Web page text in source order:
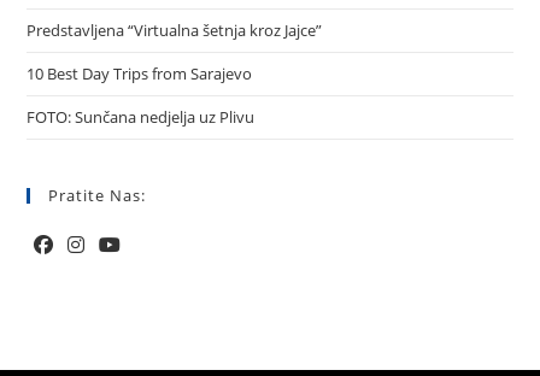
Predstavljena “Virtualna šetnja kroz Jajce”
10 Best Day Trips from Sarajevo
FOTO: Sunčana nedjelja uz Plivu
Pratite Nas: